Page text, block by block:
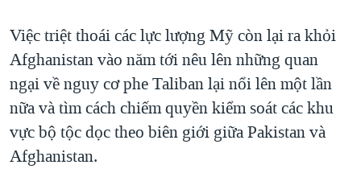
Việc triệt thoái các lực lượng Mỹ còn lại ra khỏi
Afghanistan vào năm tới nêu lên những quan
ngại về nguy cơ phe Taliban lại nổi lên một lần
nữa và tìm cách chiếm quyền kiểm soát các khu
vực bộ tộc dọc theo biên giới giữa Pakistan và
Afghanistan.